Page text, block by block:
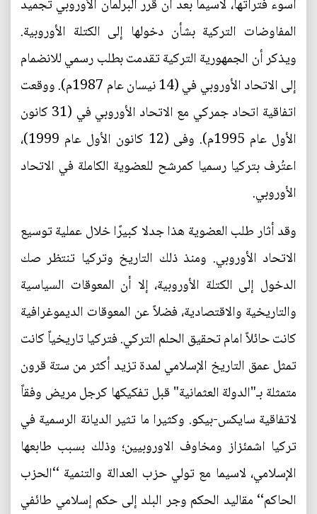
أسوء فتراتها، لاسيما بعد أن قرر البرلمان الأوروبي تجميد
المفاوضات التركية بشأن دخولها إلى الكتلة الأوروبية.
ويذكر أن الجمهورية التركية تقدمت بطلب رسمي للانضمام
إلى الاتحاد الأوروبي في (14 نيسان عام 1987م). ووقعت
اتفاقية اتحاد جمركي مع الاتحاد الأوروبي في (31 كانون
الأول عام 1995م). وفى (12 كانون الأول عام 1999)،
اعتُرف بتركيا رسميا كمرشح للعضوية الكاملة في الاتحاد
الأوروبي.
وقد أثار طلب العضوية هذا جدلا كبيرًا خلال عملية توسيع
الاتحاد الأوروبي. ومنذ ذلك التاريخ وتركيا تنتظر صك
الدخول إلى الكتلة الأوروبية، إلا أن المعوقات السياسية
والتاريخية والاقتصادية، فضلاً عن المعوقات الديموغرافية
كانت حائلاً امام تحقيق الحلم التركي. فتركيا تاريخياً كانت
تمثل عمق التاريخ الإسلامي لمدة تزيد أكثر من ستة قرون
متمثلة بـ"الدولة العثمانية" قبل تفكيكها كرجل مريض وفقاً
لاتفاقية سايكس-بيكو. وكثيرا ما تثير الديانة الرسمية في
تركيا اشمئزاز ومخاوف الاوروبيين؛ وذلك بسبب طابعها
الإسلامي، لاسيما مع تولي حزب العدالة والتنمية ‘‘الحزب
الحاكم‘‘ مقاليد الحكم وجر البلد إلى حكم إسلامي طائفي